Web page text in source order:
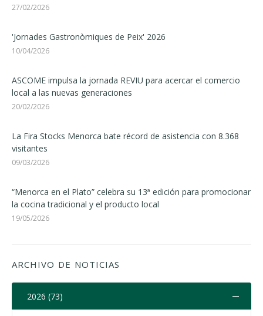
27/02/2026
'Jornades Gastronòmiques de Peix' 2026
10/04/2026
ASCOME impulsa la jornada REVIU para acercar el comercio
local a las nuevas generaciones
20/02/2026
La Fira Stocks Menorca bate récord de asistencia con 8.368
visitantes
09/03/2026
“Menorca en el Plato” celebra su 13ª edición para promocionar
la cocina tradicional y el producto local
19/05/2026
ARCHIVO DE NOTICIAS
2026 (73)